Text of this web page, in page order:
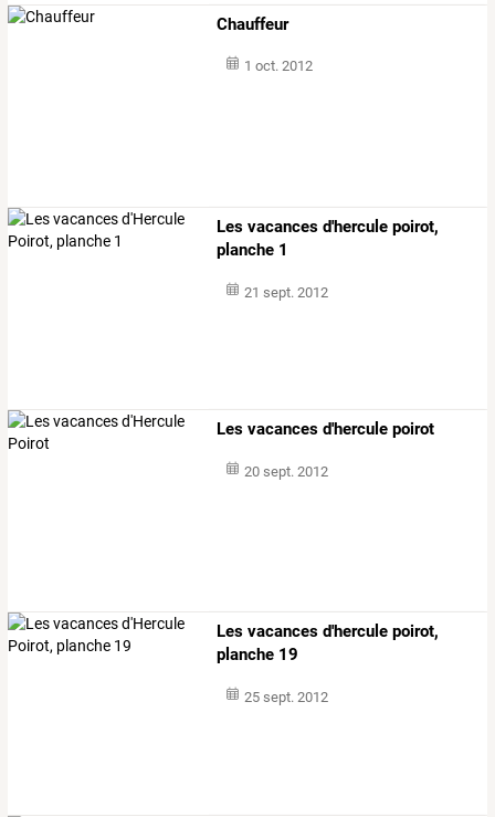
Chauffeur
1 oct. 2012
Les vacances d'hercule poirot,
planche 1
21 sept. 2012
Les vacances d'hercule poirot
20 sept. 2012
Les vacances d'hercule poirot,
planche 19
25 sept. 2012